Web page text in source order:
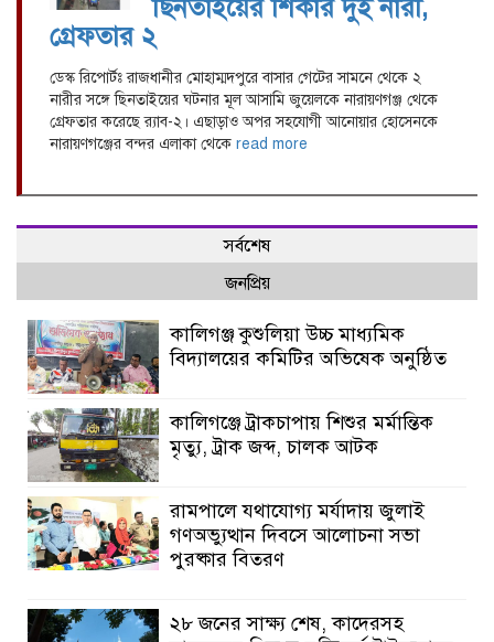
ছিনতাইয়ের শিকার দুই নারী,
গ্রেফতার ২
ডেস্ক রিপোর্টঃ রাজধানীর মোহাম্মদপুরে বাসার গেটের সামনে থেকে ২
নারীর সঙ্গে ছিনতাইয়ের ঘটনার মূল আসামি জুয়েলকে নারায়ণগঞ্জ থেকে
গ্রেফতার করেছে র‍্যাব-২। এছাড়াও অপর সহযোগী আনোয়ার হোসেনকে
নারায়ণগঞ্জের বন্দর এলাকা থেকে read more
সর্বশেষ
জনপ্রিয়
কালিগঞ্জ কুশুলিয়া উচ্চ মাধ্যমিক
বিদ্যালয়ের কমিটির অভিষেক অনুষ্ঠিত
কালিগঞ্জে ট্রাকচাপায় শিশুর মর্মান্তিক
মৃত্যু, ট্রাক জব্দ, চালক আটক
রামপালে যথাযোগ্য মর্যাদায় জুলাই
গণঅভ্যুত্থান দিবসে আলোচনা সভা
পুরষ্কার বিতরণ
২৮ জনের সাক্ষ্য শেষ, কাদেরসহ